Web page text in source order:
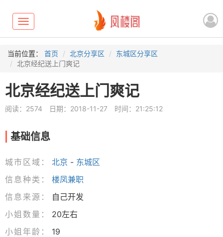
Toggle
navigation
当前位置： 首页 北京分享区
东城区分享区
北京经纪送上门爽记
北京经纪送上门爽记
阅读：2574 日期：2018-11-27 时间：21:25:12
基础信息
城市区域： 北京 - 东城区
信息种类：
楼凤兼职
信息来源：
自己开发
小姐数量：
20左右
小姐年龄：
19